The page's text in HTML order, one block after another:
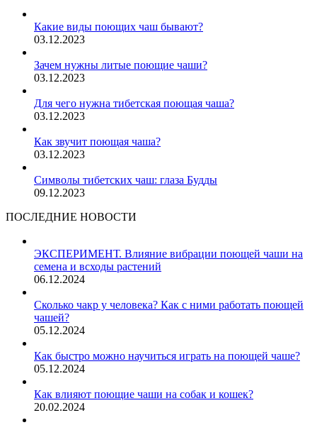
Какие виды поющих чаш бывают?
03.12.2023
Зачем нужны литые поющие чаши?
03.12.2023
Для чего нужна тибетская поющая чаша?
03.12.2023
Как звучит поющая чаша?
03.12.2023
Символы тибетских чаш: глаза Будды
09.12.2023
ПОСЛЕДНИЕ НОВОСТИ
ЭКСПЕРИМЕНТ. Влияние вибрации поющей чаши на
семена и всходы растений
06.12.2024
Сколько чакр у человека? Как с ними работать поющей
чашей?
05.12.2024
Как быстро можно научиться играть на поющей чаше?
05.12.2024
Как влияют поющие чаши на собак и кошек?
20.02.2024